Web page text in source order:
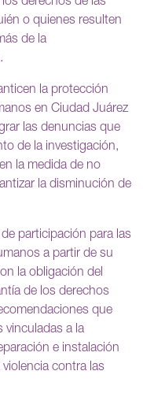
o quienes resulten
de la
la protección
en Ciudad Juárez
las denuncias que
de la investigación,
la medida de no
la disminución de
participación para las
a partir de su
la obligación del
de los derechos
que
vinculadas a la
e instalación
contra las